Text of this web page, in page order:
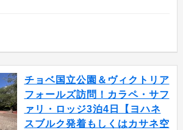
チョベ国立公園＆ヴィクトリア
フォールズ訪問！カラペ・サフ
ァリ・ロッジ3泊4日【ヨハネ
スブルク発着もしくはカサネ空